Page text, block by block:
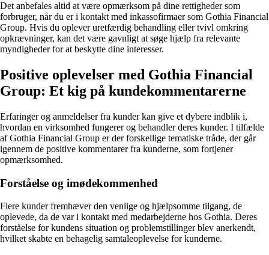
Det anbefales altid at være opmærksom på dine rettigheder som
forbruger, når du er i kontakt med inkassofirmaer som Gothia Financial
Group. Hvis du oplever uretfærdig behandling eller tvivl omkring
opkrævninger, kan det være gavnligt at søge hjælp fra relevante
myndigheder for at beskytte dine interesser.
Positive oplevelser med Gothia Financial
Group: Et kig på kundekommentarerne
Erfaringer og anmeldelser fra kunder kan give et dybere indblik i,
hvordan en virksomhed fungerer og behandler deres kunder. I tilfælde
af Gothia Financial Group er der forskellige tematiske tråde, der går
igennem de positive kommentarer fra kunderne, som fortjener
opmærksomhed.
Forståelse og imødekommenhed
Flere kunder fremhæver den venlige og hjælpsomme tilgang, de
oplevede, da de var i kontakt med medarbejderne hos Gothia. Deres
forståelse for kundens situation og problemstillinger blev anerkendt,
hvilket skabte en behagelig samtaleoplevelse for kunderne.